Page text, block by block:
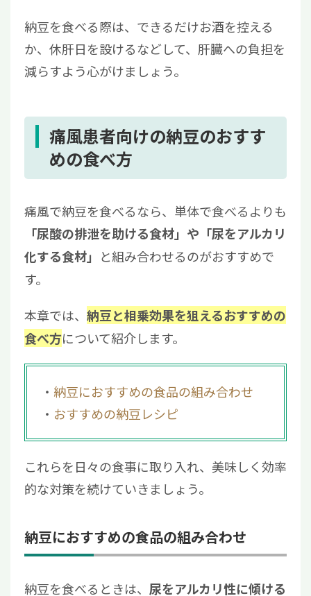
納豆を食べる際は、できるだけお酒を控える
か、休肝日を設けるなどして、肝臓への負担を
減らすよう心がけましょう。
痛風患者向けの納豆のおすす
めの食べ方
痛風で納豆を食べるなら、単体で食べるよりも
「尿酸の排泄を助ける食材」や「尿をアルカリ
化する食材」 と組み合わせるのがおすすめで
す。
本章では、 納豆と相乗効果を狙えるおすすめの
食べ方について紹介します。
納豆におすすめの食品の組み合わせ
おすすめの納豆レシピ
これらを日々の食事に取り入れ、美味しく効率
的な対策を続けていきましょう。
納豆におすすめの食品の組み合わせ
納豆を食べるときは、 尿をアルカリ性に傾ける